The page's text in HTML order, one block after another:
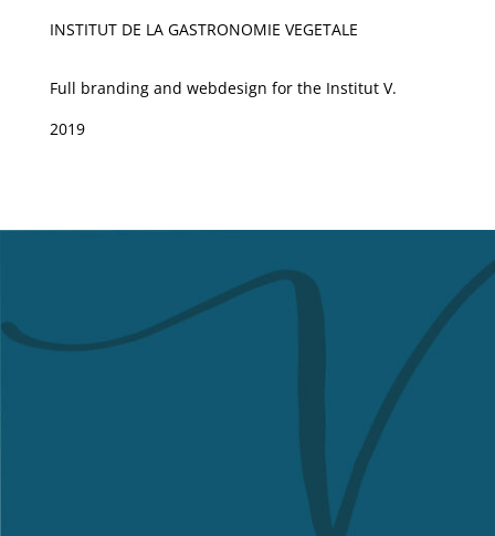
INSTITUT DE LA GASTRONOMIE VEGETALE
Full branding and webdesign for the Institut V.
2019